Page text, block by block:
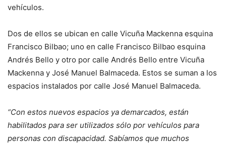
vehículos.
Dos de ellos se ubican en calle Vicuña Mackenna esquina
Francisco Bilbao; uno en calle Francisco Bilbao esquina
Andrés Bello y otro por calle Andrés Bello entre Vicuña
Mackenna y José Manuel Balmaceda. Estos se suman a los
espacios instalados por calle José Manuel Balmaceda.
“Con estos nuevos espacios ya demarcados, están
habilitados para ser utilizados sólo por vehículos para
personas con discapacidad. Sabíamos que muchos